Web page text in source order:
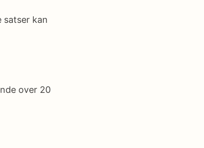
satser kan
over 20